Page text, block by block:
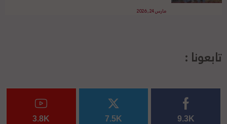
مارس 24, 2026
تابعونا :
9.3K
7.5K
3.8K